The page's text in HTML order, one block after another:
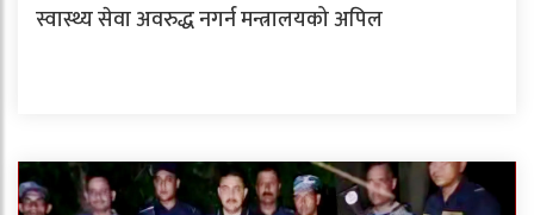
स्वास्थ्य सेवा अवरुद्ध नगर्न मन्त्रालयको अपिल